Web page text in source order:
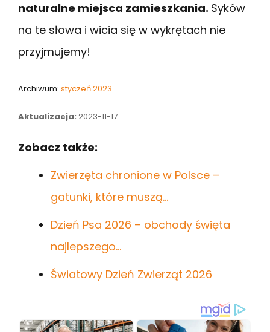
naturalne miejsca zamieszkania. Syków
na te słowa i wicia się w wykrętach nie
przyjmujemy!
Archiwum: styczeń 2023
Aktualizacja: 2023-11-17
Zobacz także:
Zwierzęta chronione w Polsce –
gatunki, które muszą…
Dzień Psa 2026 – obchody święta
najlepszego…
Światowy Dzień Zwierząt 2026